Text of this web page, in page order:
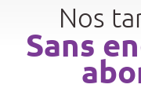
Nos
Sans